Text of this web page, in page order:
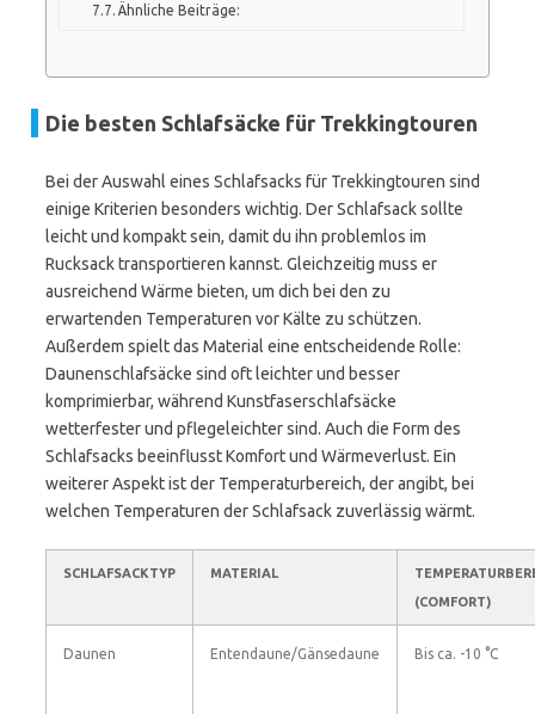
Ähnliche Beiträge:
Die besten Schlafsäcke für Trekkingtouren
Bei der Auswahl eines Schlafsacks für Trekkingtouren sind
einige Kriterien besonders wichtig. Der Schlafsack sollte
leicht und kompakt sein, damit du ihn problemlos im
Rucksack transportieren kannst. Gleichzeitig muss er
ausreichend Wärme bieten, um dich bei den zu
erwartenden Temperaturen vor Kälte zu schützen.
Außerdem spielt das Material eine entscheidende Rolle:
Daunenschlafsäcke sind oft leichter und besser
komprimierbar, während Kunstfaserschlafsäcke
wetterfester und pflegeleichter sind. Auch die Form des
Schlafsacks beeinflusst Komfort und Wärmeverlust. Ein
weiterer Aspekt ist der Temperaturbereich, der angibt, bei
welchen Temperaturen der Schlafsack zuverlässig wärmt.
SCHLAFSACKTYP MATERIAL
(COMFORT)
Daunen Entendaune/Gänsedaune Bis ca. -10 °C